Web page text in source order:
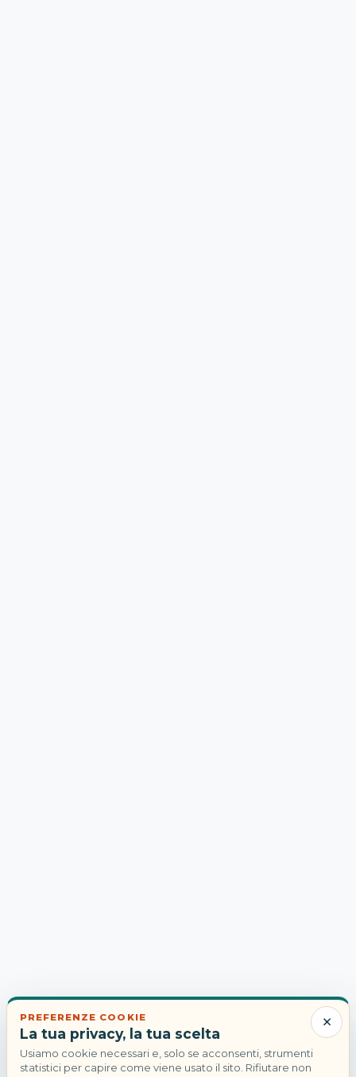
×
PREFERENZE COOKIE
La tua privacy, la tua scelta
Usiamo cookie necessari e, solo se acconsenti, strumenti
statistici per capire come viene usato il sito. Rifiutare non